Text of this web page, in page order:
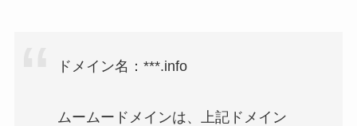
ドメイン名：***.info
ムームードメインは、上記ドメイン